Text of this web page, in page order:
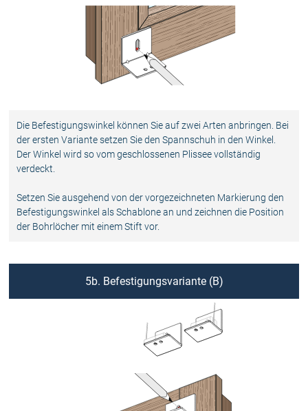
Die Befestigungswinkel können Sie auf zwei Arten anbringen. Bei
der ersten Variante setzen Sie den Spannschuh in den Winkel.
Der Winkel wird so vom geschlossenen Plissee vollständig
verdeckt.
Setzen Sie ausgehend von der vorgezeichneten Markierung den
Befestigungswinkel als Schablone an und zeichnen die Position
der Bohrlöcher mit einem Stift vor.
5b. Befestigungsvariante (B)